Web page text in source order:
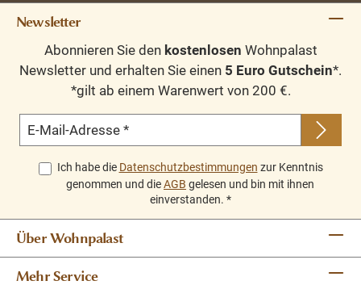
Newsletter
Abonnieren Sie den kostenlosen Wohnpalast
Newsletter und erhalten Sie einen 5 Euro Gutschein*.
*gilt ab einem Warenwert von 200 €.
E-Mail-Adresse *
Ich habe die Datenschutzbestimmungen zur Kenntnis
genommen und dieAGB gelesen und bin mit ihnen
einverstanden. *
Über Wohnpalast
Mehr Service